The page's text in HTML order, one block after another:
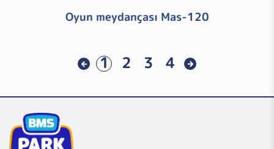
Oyun meydançası Mas-120
1 2 3 4